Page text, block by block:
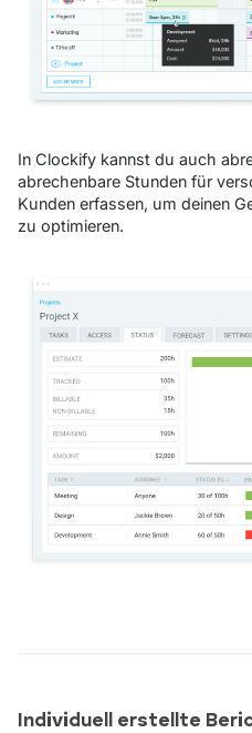
In Clockify kannst du auch
abrechenbare Stunden für
Kunden erfassen, um deinen
zu optimieren.
Individuell erstellte